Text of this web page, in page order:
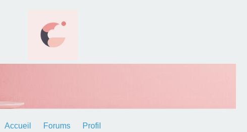
Accueil Forums Profil